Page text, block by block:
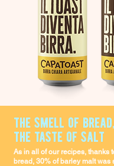
the smell of bread,
the taste of salt
As in all of our recipes, thanks
bread, 30% of barley malt was